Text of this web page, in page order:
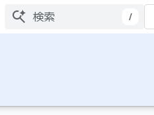
/